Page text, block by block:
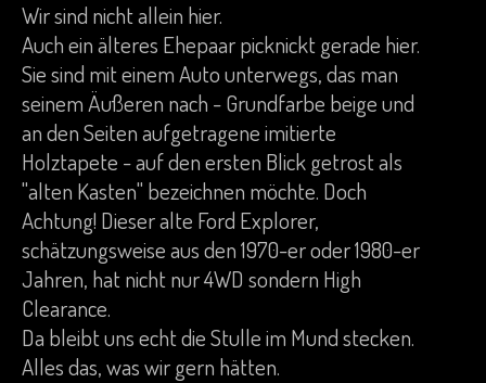
Wir sind nicht allein hier.
Auch ein älteres Ehepaar picknickt gerade hier.
Sie sind mit einem Auto unterwegs, das man
seinem Äußeren nach - Grundfarbe beige und
an den Seiten aufgetragene imitierte
Holztapete - auf den ersten Blick getrost als
"alten Kasten" bezeichnen möchte. Doch
Achtung! Dieser alte Ford Explorer,
schätzungsweise aus den 1970-er oder 1980-er
Jahren, hat nicht nur 4WD sondern High
Clearance.
Da bleibt uns echt die Stulle im Mund stecken.
Alles das, was wir gern hätten.